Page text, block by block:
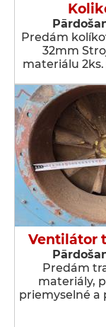
Predám
32mm
materiálu
Ventilátor
Predám
materiály,
priemyselné a